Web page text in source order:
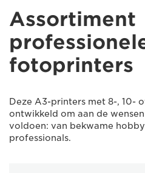
Assortiment
fotoprinters
Deze A3-printers met 8-, 10-
ontwikkeld om aan de
voldoen: van bekwame
professionals.